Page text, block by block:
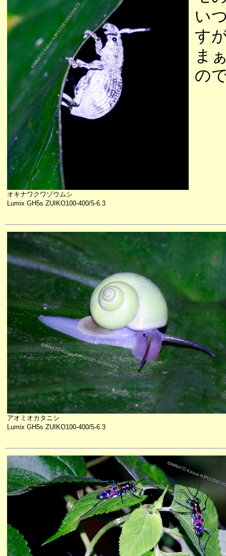
オキナワクワゾウムシ
Lumix GH5s ZUIKO100-400/5-6.3
い
す
ま
の
アオミオカタニシ
Lumix GH5s ZUIKO100-400/5-6.3